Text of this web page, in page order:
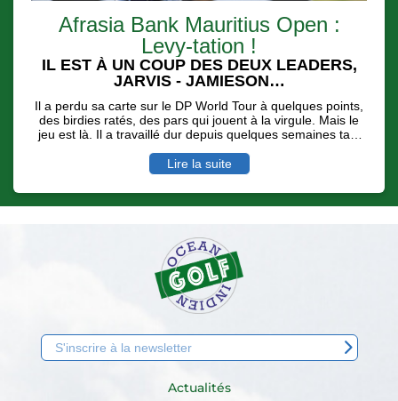
Afrasia Bank Mauritius Open :
Levy-tation !
IL EST À UN COUP DES DEUX LEADERS,
JARVIS - JAMIESON…
Il a perdu sa carte sur le DP World Tour à quelques points,
des birdies ratés, des pars qui jouent à la virgule. Mais le
jeu est là. Il a travaillé dur depuis quelques semaines tant
nouvelle saison sur la deuxième division européenne,
l'Hotel Planner Tour pouvait payer… Invité sur l'Afrasia
Bank Mauritius Open, malgré des conditions de jeu digne
d'un vrai Links ( rafales de vent et de pluie ), Alexander
de se faire dépasser par l'écossais Scott Jamieson et le
sud Africain Casey Jarvis.
Lire la suite
Actualités